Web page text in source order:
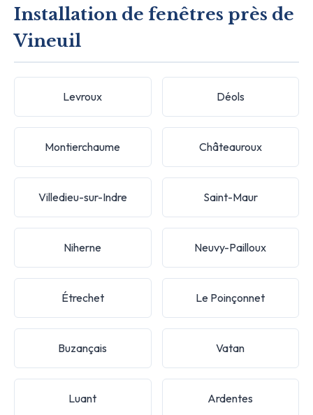
Installation de fenêtres près de
Vineuil
Levroux Déols
Montierchaume Châteauroux
Villedieu-sur-Indre Saint-Maur
Niherne Neuvy-Pailloux
Étrechet Le Poinçonnet
Buzançais Vatan
Luant Ardentes